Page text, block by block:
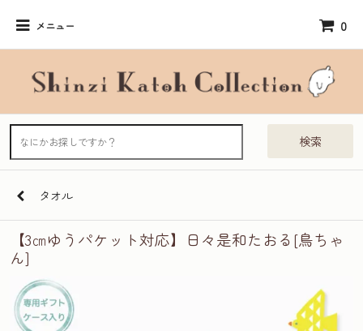
メニュー 0
検索
タオル
【3㎝ゆうパケット対応】日々是和たおる[鳥ちゃ
ん]